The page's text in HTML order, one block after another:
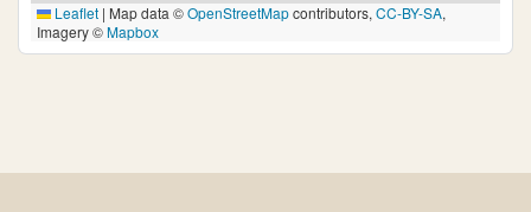
Leaflet | Map data ©OpenStreetMapcontributors, CC-BY-SA,
Imagery ©Mapbox